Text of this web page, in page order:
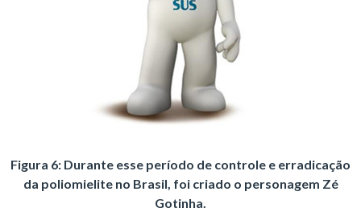
Figura 6: Durante esse período de controle e erradicação
da poliomielite no Brasil, foi criado o personagem Zé
Gotinha.